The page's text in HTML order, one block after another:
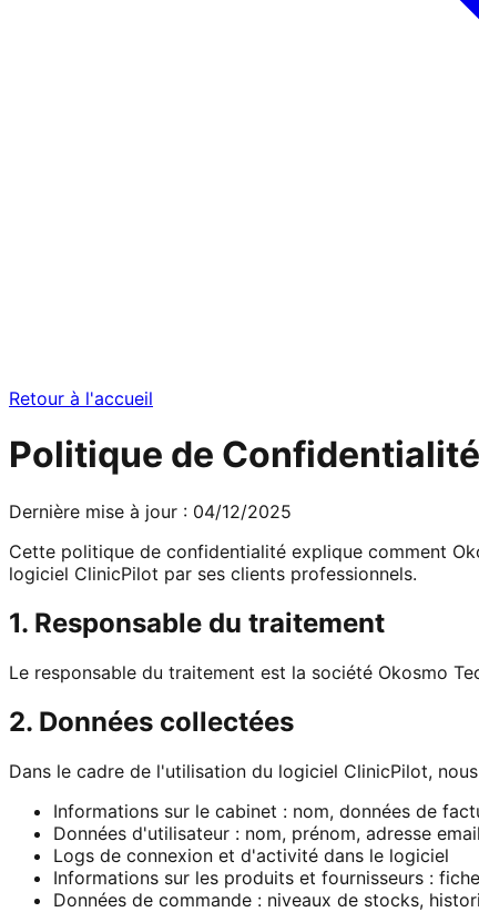
Retour à l'accueil
Politique de
Dernière mise à jour : 04/12/2025
Cette politique de confidentialité explique comment
logiciel ClinicPilot par ses clients professionnels.
1. Responsable du traitement
Le responsable du traitement est la société Okosmo
2. Données collectées
Dans le cadre de l'utilisation du logiciel ClinicPilot,
Informations sur le cabinet : nom, données de
Données d'utilisateur : nom, prénom, adresse
Logs de connexion et d'activité dans le logiciel
Informations sur les produits et fournisseurs :
Données de commande : niveaux de stocks,